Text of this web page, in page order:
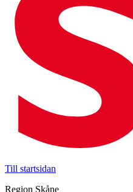
Till startsidan
Region Skåne